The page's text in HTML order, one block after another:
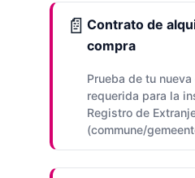
📄 Contrato de
compra
Prueba de tu
requerida para la
Registro de
(commune/